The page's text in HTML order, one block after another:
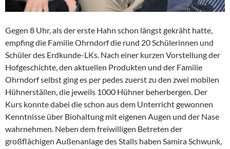
Gegen 8 Uhr, als der erste Hahn schon längst gekräht hatte,
empfing die Familie Ohrndorf die rund 20 Schülerinnen und
Schüler des Erdkunde-LKs. Nach einer kurzen Vorstellung der
Hofgeschichte, den aktuellen Produkten und der Familie
Ohrndorf selbst ging es per pedes zuerst zu den zwei mobilen
Hühnerställen, die jeweils 1000 Hühner beherbergen. Der
Kurs konnte dabei die schon aus dem Unterricht gewonnen
Kenntnisse über Biohaltung mit eigenen Augen und der Nase
wahrnehmen. Neben dem freiwilligen Betreten der
großflächigen Außenanlage des Stalls haben Samira Schwunk,